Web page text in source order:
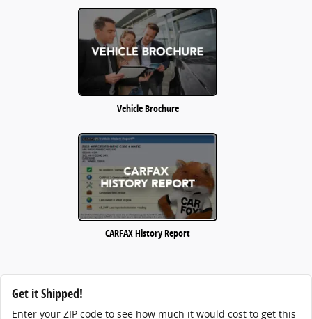
Vehicle Brochure
CARFAX History Report
Get it Shipped!
Enter your ZIP code to see how much it would cost to get this